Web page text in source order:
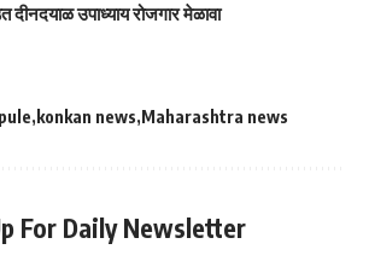
दीनदयाळ उपाध्याय रोजगार मेळावा
konkan news Maharashtra news
For Daily Newsletter